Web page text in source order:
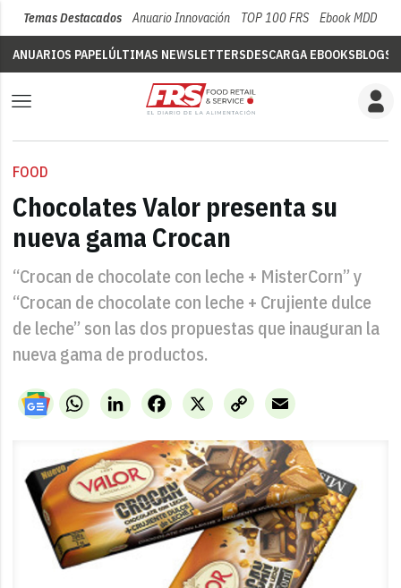
Temas Destacados Anuario Innovación TOP 100 FRS Ebook MDD
ANUARIOS PAPELÚLTIMAS NEWSLETTERSDESCARGA EBOOKSBLOGS
FOOD
Chocolates Valor presenta su
nueva gama Crocan
“Crocan de chocolate con leche + MisterCorn” y
“Crocan de chocolate con leche + Crujiente dulce
de leche” son las dos propuestas que inauguran la
nueva gama de productos.
WhatsAppLinkedIn X
Facebook
Copy
Link
Email